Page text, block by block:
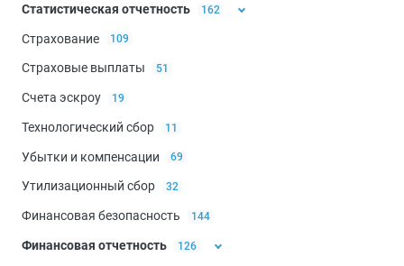
Статистическая отчетность 162
Электронный документооборот
Страхование 109
Страховые выплаты 51
Счета эскроу 19
Технологический сбор 11
Убытки и компенсации 69
Утилизационный сбор 32
Финансовая безопасность 144
Финансовая отчетность 126